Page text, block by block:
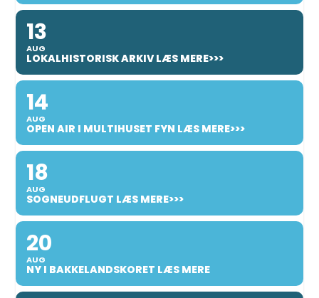
13
AUG
LOKALHISTORISK ARKIV LÆS MERE>>>
14
AUG
OPEN AIR I MULTIHUSET FYN LÆS MERE>>>
18
AUG
SOGNEUDFLUGT LÆS MERE>>>
20
AUG
NY I BAKKELANDSKORET LÆS MERE